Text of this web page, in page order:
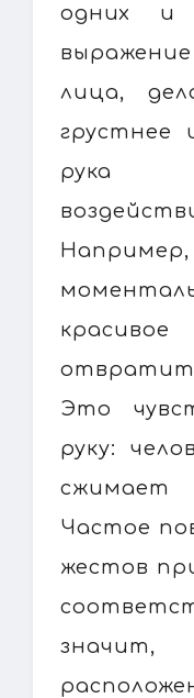
одних и
лица,
грустнее
рука
Это
руку:
сжимает
Частое
жестов